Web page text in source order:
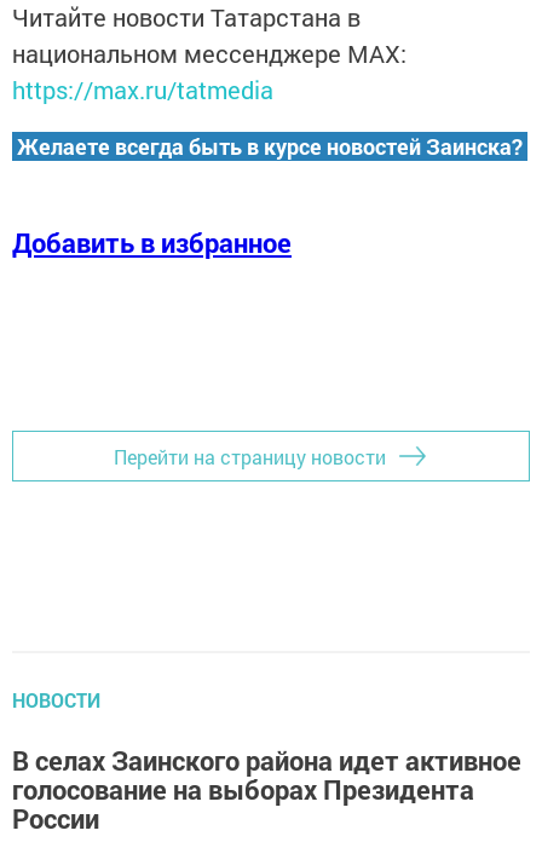
Читайте новости Татарстана в
национальном мессенджере MАХ:
https://max.ru/tatmedia
Желаете всегда быть в курсе новостей Заинска?
Добавить в избранное
Перейти на страницу новости
НОВОСТИ
В селах Заинского района идет активное
голосование на выборах Президента
России